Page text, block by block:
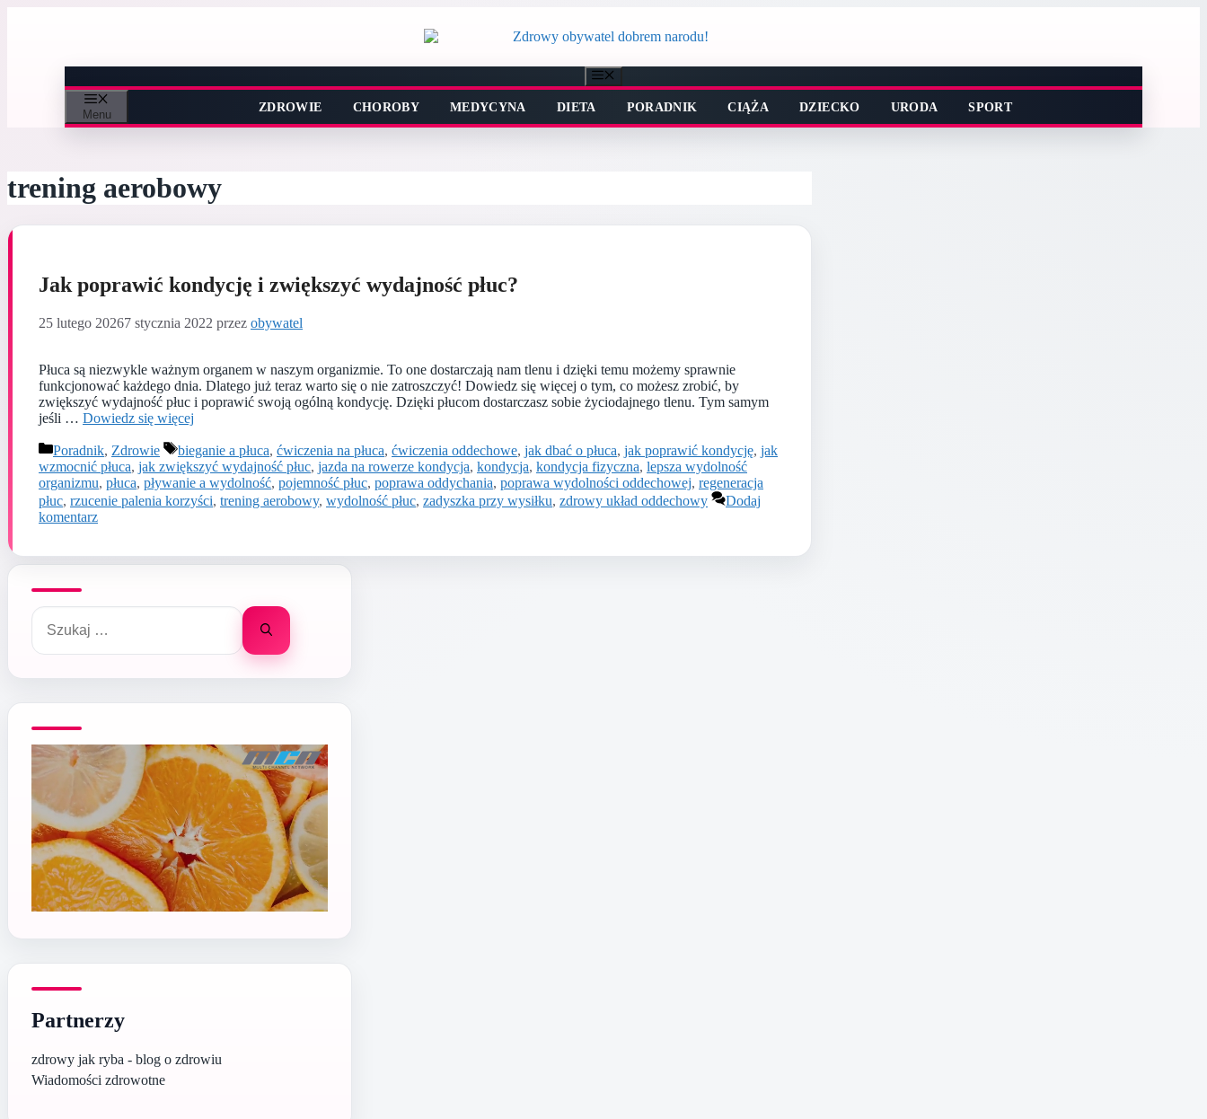
Menu
ZDROWIE CHOROBY MEDYCYNA DIETA PORADNIK CIĄŻA DZIECKO URODA SPORT
trening aerobowy
Jak poprawić kondycję i zwiększyć wydajność płuc?
25 lutego 20267 stycznia 2022 przez obywatel
Płuca są niezwykle ważnym organem w naszym organizmie. To one dostarczają nam tlenu i dzięki temu możemy sprawnie
funkcjonować każdego dnia. Dlatego już teraz warto się o nie zatroszczyć! Dowiedz się więcej o tym, co możesz zrobić, by
zwiększyć wydajność płuc i poprawić swoją ogólną kondycję. Dzięki płucom dostarczasz sobie życiodajnego tlenu. Tym samym
jeśli … Dowiedz się więcej
Kategorie
Poradnik, Zdrowie Tagi
bieganie a płuca, ćwiczenia na płuca, ćwiczenia oddechowe, jak dbać o płuca, jak poprawić kondycję, jak
wzmocnić płuca, jak zwiększyć wydajność płuc, jazda na rowerze kondycja, kondycja, kondycja fizyczna, lepsza wydolność
organizmu, płuca, pływanie a wydolność, pojemność płuc, poprawa oddychania, poprawa wydolności oddechowej, regeneracja
płuc, rzucenie palenia korzyści, trening aerobowy, wydolność płuc, zadyszka przy wysiłku, zdrowy układ oddechowy
Dodaj
komentarz
Szukaj:
Partnerzy
zdrowy jak ryba - blog o zdrowiu
Wiadomości zdrowotne